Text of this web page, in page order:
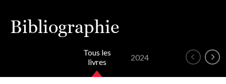
Bibliographie
Tous les
livres
2024